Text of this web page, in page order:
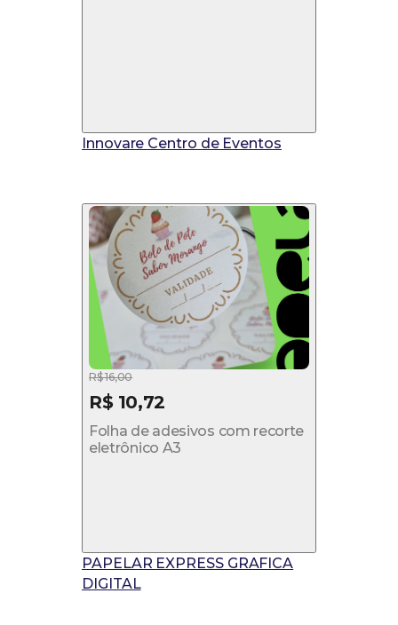
Innovare Centro de Eventos
R$ 16,00
R$ 10,72
Folha de adesivos com recorte
eletrônico A3
PAPELAR EXPRESS GRAFICA
DIGITAL